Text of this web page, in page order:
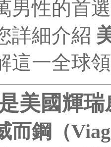
男性的首
詳細介紹
這一全球
美國輝
而鋼（